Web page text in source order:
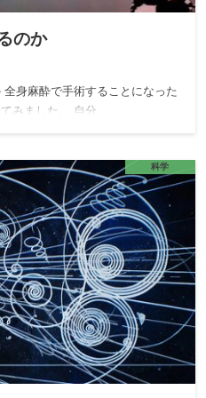
のか
身麻酔で手術することになった
みました。 自分…
科学